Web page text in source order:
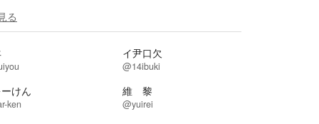
る
イ尹口欠
@14ibuki
けん
ken
維 黎
@yuirei